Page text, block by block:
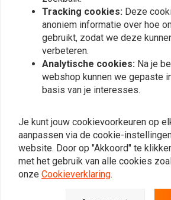
bracket for 1 1/4"
Handlebar
€28,51
Tracking cookies: Deze
anoniem informatie over hoe
gebruikt, zodat we deze
verbeteren.
Analytische cookies: Na je
webshop kunnen we gepaste
basis van je interesses.
Je kunt jouw cookievoorkeuren op
aanpassen via de cookie-
website. Door op "Akkoord" te
met het gebruik van alle cookies
onze Cookieverklaring.